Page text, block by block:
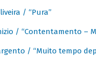
/ “Pura”
/ “Contentamento –
/ “Muito tempo